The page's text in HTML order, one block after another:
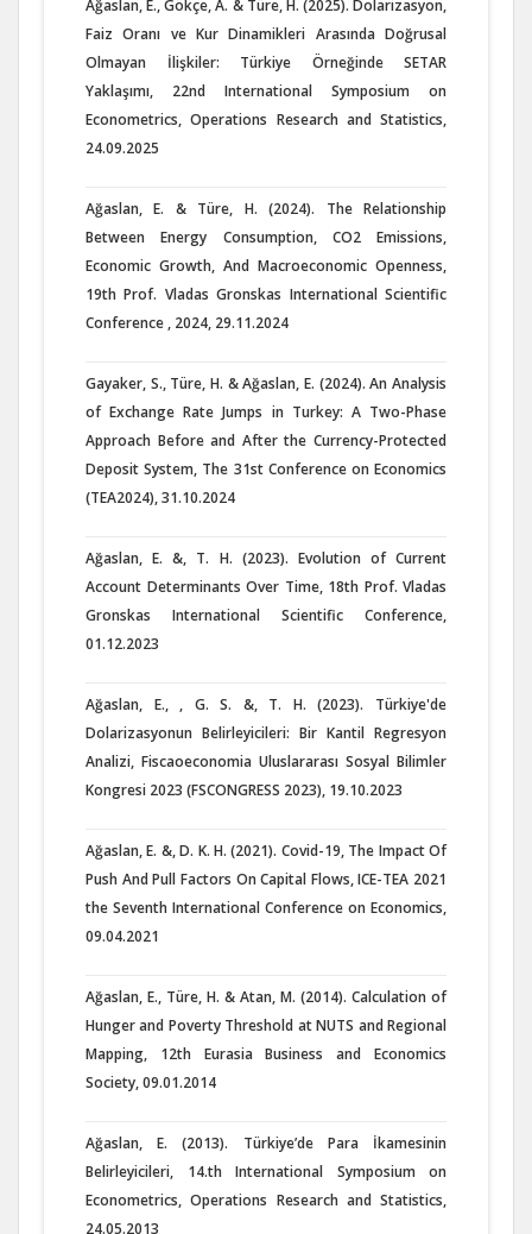
Ağaslan, E., Gökçe, A. & Türe, H. (2025). Dolarizasyon,
Faiz Oranı ve Kur Dinamikleri Arasında Doğrusal
Olmayan İlişkiler: Türkiye Örneğinde SETAR
Yaklaşımı, 22nd International Symposium on
Econometrics, Operations Research and Statistics,
24.09.2025
Ağaslan, E. & Türe, H. (2024). The Relationship
Between Energy Consumption, CO2 Emissions,
Economic Growth, And Macroeconomic Openness,
19th Prof. Vladas Gronskas International Scientific
Conference , 2024, 29.11.2024
Gayaker, S., Türe, H. & Ağaslan, E. (2024). An Analysis
of Exchange Rate Jumps in Turkey: A Two-Phase
Approach Before and After the Currency-Protected
Deposit System, The 31st Conference on Economics
(TEA2024), 31.10.2024
Ağaslan, E. &, T. H. (2023). Evolution of Current
Account Determinants Over Time, 18th Prof. Vladas
Gronskas International Scientific Conference,
01.12.2023
Ağaslan, E., , G. S. &, T. H. (2023). Türkiye'de
Dolarizasyonun Belirleyicileri: Bir Kantil Regresyon
Analizi, Fiscaoeconomia Uluslararası Sosyal Bilimler
Kongresi 2023 (FSCONGRESS 2023), 19.10.2023
Ağaslan, E. &, D. K. H. (2021). Covid-19, The Impact Of
Push And Pull Factors On Capital Flows, ICE-TEA 2021
the Seventh International Conference on Economics,
09.04.2021
Ağaslan, E., Türe, H. & Atan, M. (2014). Calculation of
Hunger and Poverty Threshold at NUTS and Regional
Mapping, 12th Eurasia Business and Economics
Society, 09.01.2014
Ağaslan, E. (2013). Türkiye’de Para İkamesinin
Belirleyicileri, 14.th International Symposium on
Econometrics, Operations Research and Statistics,
24.05.2013